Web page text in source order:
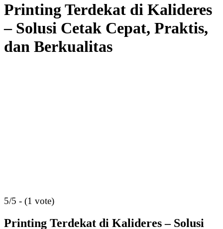
Printing Terdekat di Kalideres
– Solusi Cetak Cepat, Praktis,
dan Berkualitas
5/5 - (1 vote)
Printing Terdekat di Kalideres – Solusi